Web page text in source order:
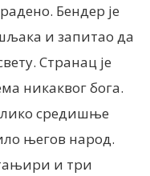
Бендер је
и запитао да
Странац је
никаквог бога.
средишње
његов народ.
и три